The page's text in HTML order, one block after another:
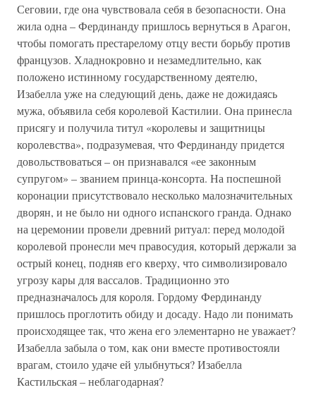
Сеговии, где она чувствовала себя в безопасности. Она
жила одна – Фердинанду пришлось вернуться в Арагон,
чтобы помогать престарелому отцу вести борьбу против
французов. Хладнокровно и незамедлительно, как
положено истинному государственному деятелю,
Изабелла уже на следующий день, даже не дожидаясь
мужа, объявила себя королевой Кастилии. Она принесла
присягу и получила титул «королевы и защитницы
королевства», подразумевая, что Фердинанду придется
довольствоваться – он признавался «ее законным
супругом» – званием принца-консорта. На поспешной
коронации присутствовало несколько малозначительных
дворян, и не было ни одного испанского гранда. Однако
на церемонии провели древний ритуал: перед молодой
королевой пронесли меч правосудия, который держали за
острый конец, подняв его кверху, что символизировало
угрозу кары для вассалов. Традиционно это
предназначалось для короля. Гордому Фердинанду
пришлось проглотить обиду и досаду. Надо ли понимать
происходящее так, что жена его элементарно не уважает?
Изабелла забыла о том, как они вместе противостояли
врагам, стоило удаче ей улыбнуться? Изабелла
Кастильская – неблагодарная?